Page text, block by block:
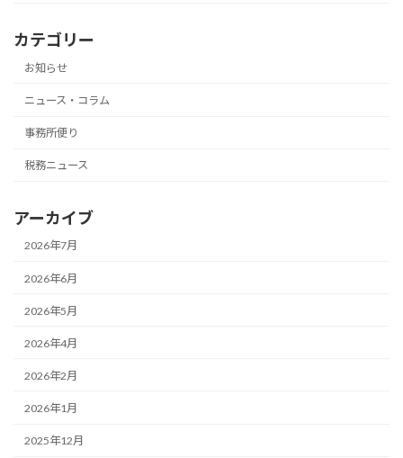
カテゴリー
お知らせ
ニュース・コラム
事務所便り
税務ニュース
アーカイブ
2026年7月
2026年6月
2026年5月
2026年4月
2026年2月
2026年1月
2025年12月